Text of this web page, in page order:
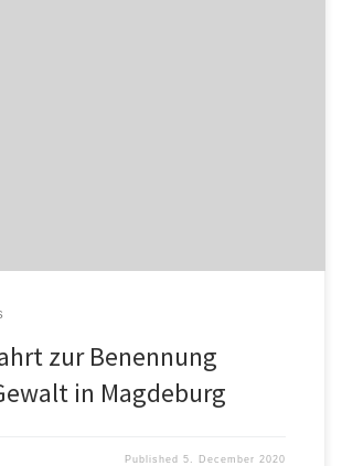
zur Benennung
in Magdeburg
Published5. December 2020